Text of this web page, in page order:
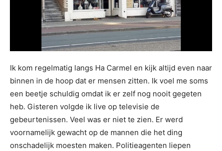
Ik kom regelmatig langs Ha Carmel en kijk altijd even naar
binnen in de hoop dat er mensen zitten. Ik voel me soms
een beetje schuldig omdat ik er zelf nog nooit gegeten
heb. Gisteren volgde ik live op televisie de
gebeurtenissen. Veel was er niet te zien. Er werd
voornamelijk gewacht op de mannen die het ding
onschadelijk moesten maken. Politieagenten liepen